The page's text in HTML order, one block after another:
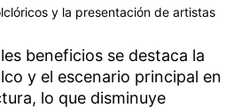
y la presentación de artistas
beneficios se destaca la
y el escenario principal en
lo que disminuye